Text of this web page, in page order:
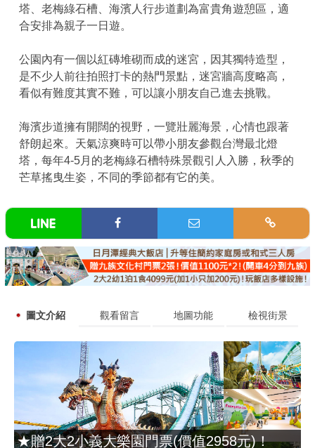
塔、老梅綠石槽、海濱人行步道劃為富貴角遊憩區，適
合安排為親子一日遊。
公園內有一個以紅磚堆砌而成的迷宮，因其獨特造型，
是不少人前往拍照打卡的熱門景點，迷宮牆高度略高，
看似有難度其實不難，可以讓小朋友自己進去挑戰。
海濱步道擁有開闊的視野，一覽壯麗海景，心情也跟著
舒朗起來。天氣涼爽時可以帶小朋友參觀台灣最北燈
塔，每年4-5月的老梅綠石槽特殊景觀引人入勝，秋季的
芒草搖曳生姿，不同的季節都有它的美。
圖文介紹 觀看留言 地圖功能 檢視街景
★贈2大2小義大樂園門票(價值2958元)！